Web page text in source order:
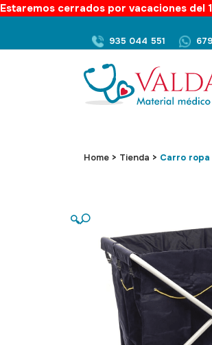
Estaremos cerrados por vacaciones del
935 044 551
Home > Tienda > Carro
🔍